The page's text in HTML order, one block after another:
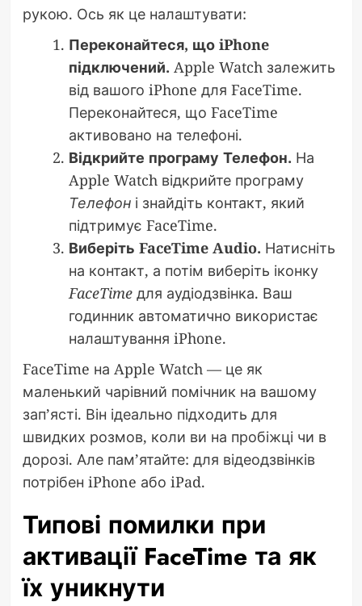
рукою. Ось як це налаштувати:
Переконайтеся, що iPhone
підключений. Apple Watch залежить
від вашого iPhone для FaceTime.
Переконайтеся, що FaceTime
активовано на телефоні.
Відкрийте програму Телефон. На
Apple Watch відкрийте програму
Телефоні знайдіть контакт, який
підтримує FaceTime.
Виберіть FaceTime Audio. Натисніть
на контакт, а потім виберіть іконку
FaceTimeдля аудіодзвінка. Ваш
годинник автоматично використає
налаштування iPhone.
FaceTime на Apple Watch — це як
маленький чарівний помічник на вашому
зап’ясті. Він ідеально підходить для
швидких розмов, коли ви на пробіжці чи в
дорозі. Але пам’ятайте: для відеодзвінків
потрібен iPhone або iPad.
Типові помилки при
активації FaceTime та як
їх уникнути